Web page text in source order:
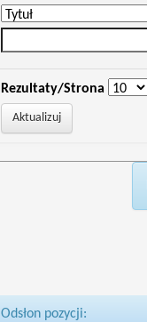
Rezultaty/Strona
Odsłon pozycji: